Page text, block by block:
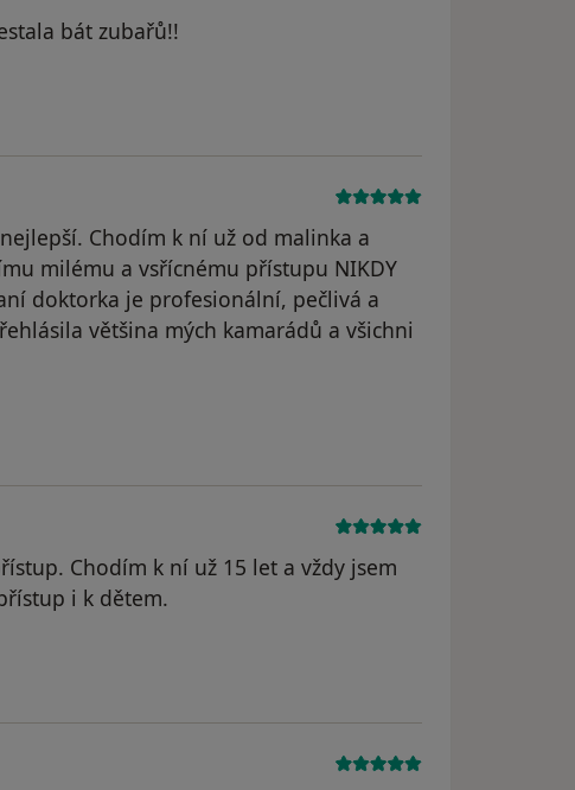
bát zubařů!!
Chodím k ní už od malinka a
milému a vsřícnému přístupu NIKDY
doktorka je profesionální, pečlivá a
většina mých kamarádů a všichni
Chodím k ní už 15 let a vždy jsem
i k dětem.